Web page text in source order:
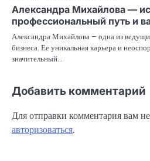
Александра Михайлова —
профессиональный путь и
Александра Михайлова – одна из
бизнеса. Ее уникальная карьера и
значительный…
Добавить комментарий
Для отправки комментария вам
авторизоваться.